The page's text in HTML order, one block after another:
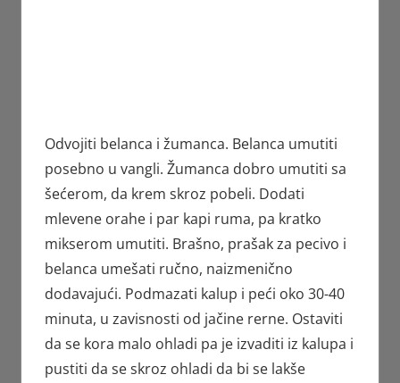
Odvojiti belanca i žumanca. Belanca umutiti
posebno u vangli. Žumanca dobro umutiti sa
šećerom, da krem skroz pobeli. Dodati
mlevene orahe i par kapi ruma, pa kratko
mikserom umutiti. Brašno, prašak za pecivo i
belanca umešati ručno, naizmenično
dodavajući. Podmazati kalup i peći oko 30-40
minuta, u zavisnosti od jačine rerne. Ostaviti
da se kora malo ohladi pa je izvaditi iz kalupa i
pustiti da se skroz ohladi da bi se lakše